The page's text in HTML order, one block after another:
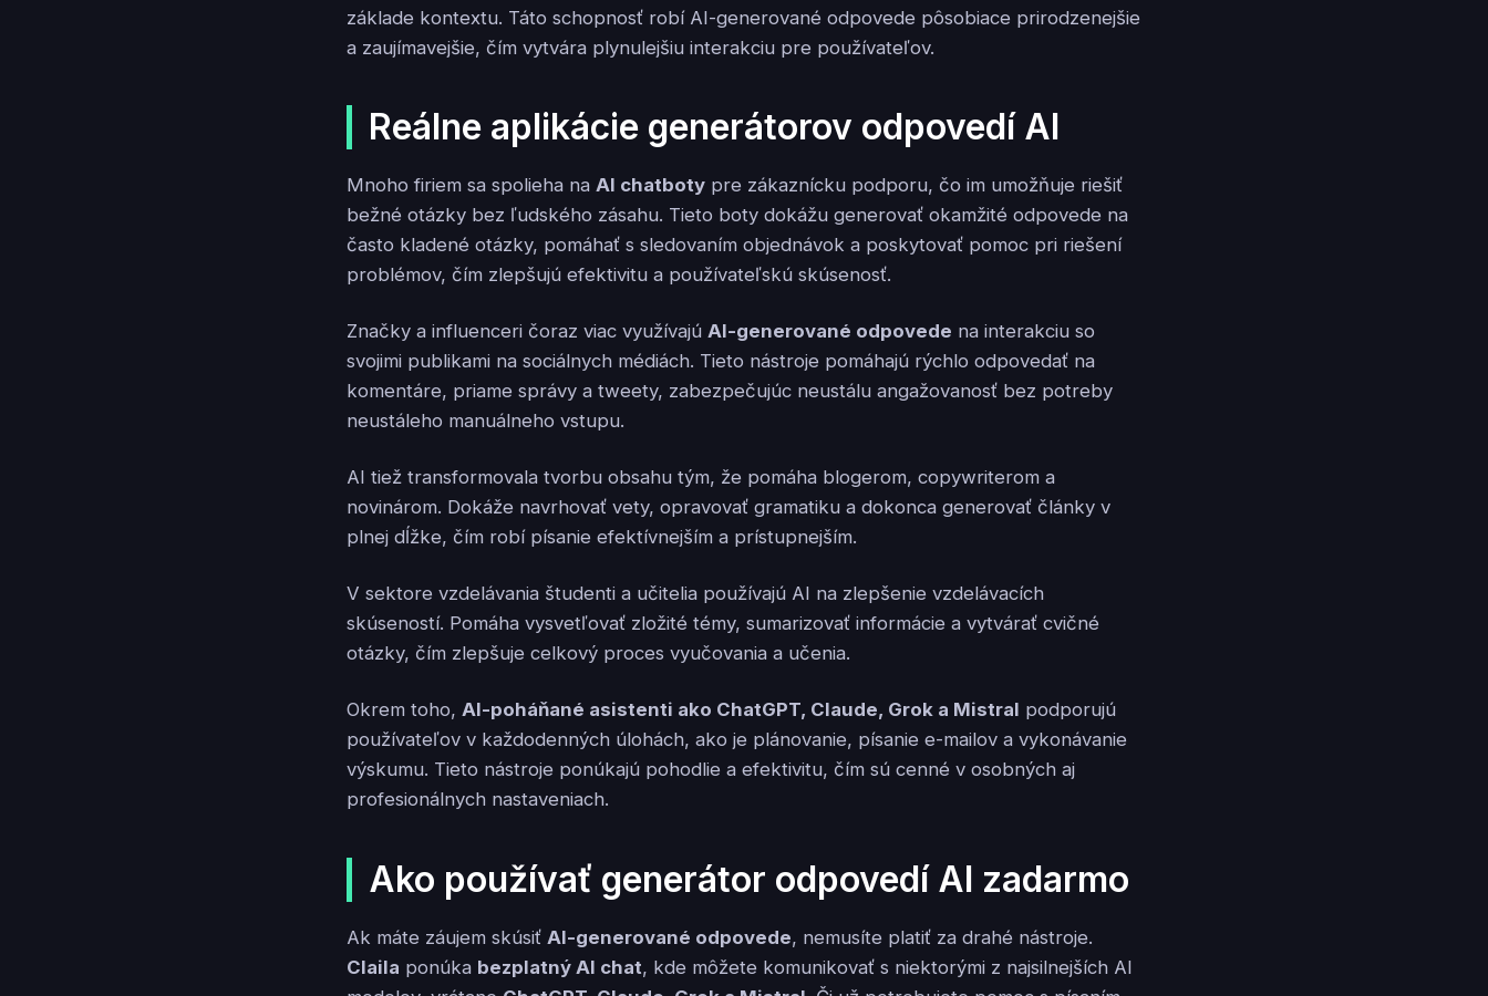
základe kontextu. Táto schopnosť robí AI-generované odpovede pôsobiace prirodzenejšie
a zaujímavejšie, čím vytvára plynulejšiu interakciu pre používateľov.
Reálne aplikácie generátorov odpovedí AI
Mnoho firiem sa spolieha naAI chatboty pre zákaznícku podporu, čo im umožňuje riešiť
bežné otázky bez ľudského zásahu. Tieto boty dokážu generovať okamžité odpovede na
často kladené otázky, pomáhať s sledovaním objednávok a poskytovať pomoc pri riešení
problémov, čím zlepšujú efektivitu a používateľskú skúsenosť.
Značky a influenceri čoraz viac využívajúAI-generované odpovede na interakciu so
svojimi publikami na sociálnych médiách. Tieto nástroje pomáhajú rýchlo odpovedať na
komentáre, priame správy a tweety, zabezpečujúc neustálu angažovanosť bez potreby
neustáleho manuálneho vstupu.
AI tiež transformovala tvorbu obsahu tým, že pomáha blogerom, copywriterom a
novinárom. Dokáže navrhovať vety, opravovať gramatiku a dokonca generovať články v
plnej dĺžke, čím robí písanie efektívnejším a prístupnejším.
V sektore vzdelávania študenti a učitelia používajú AI na zlepšenie vzdelávacích
skúseností. Pomáha vysvetľovať zložité témy, sumarizovať informácie a vytvárať cvičné
otázky, čím zlepšuje celkový proces vyučovania a učenia.
Okrem toho,AI-poháňané asistenti ako ChatGPT, Claude, Grok a Mistral podporujú
používateľov v každodenných úlohách, ako je plánovanie, písanie e-mailov a vykonávanie
výskumu. Tieto nástroje ponúkajú pohodlie a efektivitu, čím sú cenné v osobných aj
profesionálnych nastaveniach.
Ako používať generátor odpovedí AI zadarmo
Ak máte záujem skúsiť AI-generované odpovede, nemusíte platiť za drahé nástroje.
Claila ponúka bezplatný AI chat, kde môžete komunikovať s niektorými z najsilnejších AI